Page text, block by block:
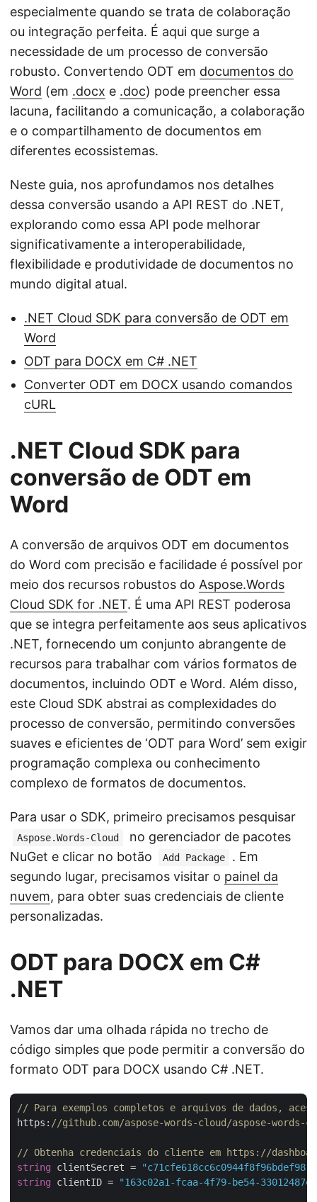
especialmente quando se trata de colaboração
ou integração perfeita. É aqui que surge a
necessidade de um processo de conversão
robusto. Convertendo ODT em documentos do
Word (em .docx e .doc) pode preencher essa
lacuna, facilitando a comunicação, a colaboração
e o compartilhamento de documentos em
diferentes ecossistemas.
Neste guia, nos aprofundamos nos detalhes
dessa conversão usando a API REST do .NET,
explorando como essa API pode melhorar
significativamente a interoperabilidade,
flexibilidade e produtividade de documentos no
mundo digital atual.
.NET Cloud SDK para conversão de ODT em
Word
ODT para DOCX em C# .NET
Converter ODT em DOCX usando comandos
cURL
.NET Cloud SDK para
conversão de ODT em
Word
A conversão de arquivos ODT em documentos
do Word com precisão e facilidade é possível por
meio dos recursos robustos do Aspose.Words
Cloud SDK for .NET. É uma API REST poderosa
que se integra perfeitamente aos seus aplicativos
.NET, fornecendo um conjunto abrangente de
recursos para trabalhar com vários formatos de
documentos, incluindo ODT e Word. Além disso,
este Cloud SDK abstrai as complexidades do
processo de conversão, permitindo conversões
suaves e eficientes de ‘ODT para Word’ sem exigir
programação complexa ou conhecimento
complexo de formatos de documentos.
Para usar o SDK, primeiro precisamos pesquisar
Aspose.Words-Cloud
no gerenciador de pacotes
NuGet e clicar no botão
Add Package
. Em
segundo lugar, precisamos visitar o painel da
nuvem, para obter suas credenciais de cliente
personalizadas.
ODT para DOCX em C#
.NET
Vamos dar uma olhada rápida no trecho de
código simples que pode permitir a conversão do
formato ODT para DOCX usando C# .NET.
// Para exemplos completos e arquivos de dados,
https: //github.com/aspose-words-cloud/aspose-words-
// Obtenha credenciais do cliente em https://
string clientSecret =
string clientID = "163c02a1-fcaa-4f79-be54-